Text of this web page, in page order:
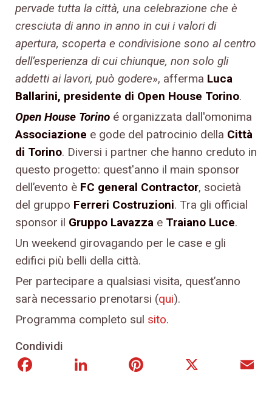
pervade tutta la città, una celebrazione che è
cresciuta di anno in anno in cui i valori di
apertura, scoperta e condivisione sono al centro
dell’esperienza di cui chiunque, non solo gli
addetti ai lavori, può godere», afferma Luca
Ballarini, presidente di Open House Torino.
Open House Torino é organizzata dall'omonima
Associazione e gode del patrocinio della Città
di Torino. Diversi i partner che hanno creduto in
questo progetto: quest'anno il main sponsor
dell’evento è FC general Contractor, società
del gruppo Ferreri Costruzioni. Tra gli official
sponsor il Gruppo Lavazza e Traiano Luce.
Un weekend girovagando per le case e gli
edifici più belli della città.
Per partecipare a qualsiasi visita, quest’anno
sarà necessario prenotarsi (qui).
Programma completo sul sito.
Condividi
FacebookLinkedIn Pinterest